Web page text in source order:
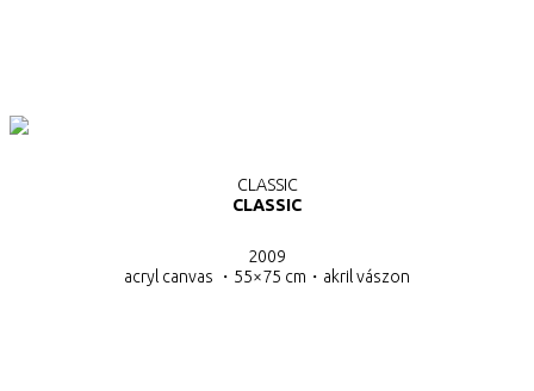
CLASSIC
CLASSIC
2009
acryl canvas ・55×75 cm・ akril vászon